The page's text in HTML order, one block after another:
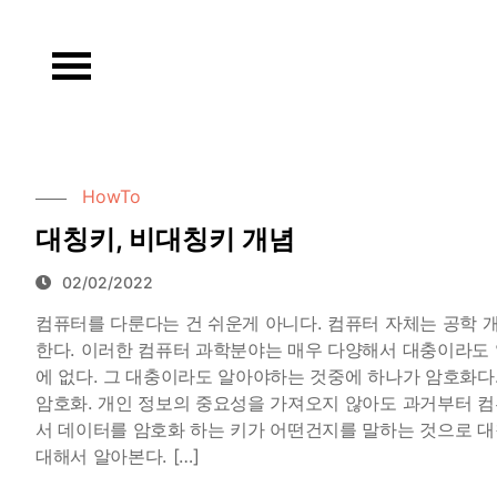
content
HowTo
대칭키, 비대칭키 개념
02/02/2022
컴퓨터를 다룬다는 건 쉬운게 아니다. 컴퓨터 자체는 공학
한다. 이러한 컴퓨터 과학분야는 매우 다양해서 대충이라
에 없다. 그 대충이라도 알아야하는 것중에 하나가 암호화
암호화. 개인 정보의 중요성을 가져오지 않아도 과거부터
서 데이터를 암호화 하는 키가 어떤건지를 말하는 것으로
대해서 알아본다. […]